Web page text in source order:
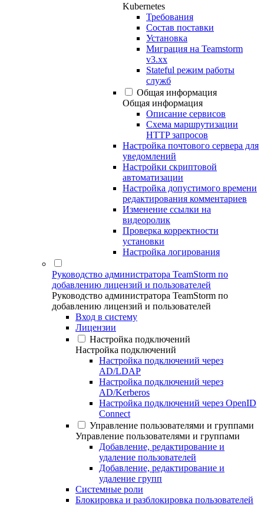
Kubernetes
Требования
Состав поставки
Установка
Миграция на Teamstorm
v3.xx
Stateful режим работы
служб
Общая информация
Общая информация
Описание сервисов
Схема маршрутизации
HTTP запросов
Настройка почтового сервера для
уведомлений
Настройки скриптовой
автоматизации
Настройка допустимого времени
редактирования комментариев
Изменение ссылки на
видеоролик
Проверка корректности
установки
Настройка логирования
Руководство администратора TeamStorm по
добавлению лицензий и пользователей
Руководство администратора TeamStorm по
добавлению лицензий и пользователей
Вход в систему
Лицензии
Настройка подключений
Настройка подключений
Настройка подключений через
AD/LDAP
Настройка подключений через
AD/Kerberos
Настройка подключений через OpenID
Connect
Управление пользователями и группами
Управление пользователями и группами
Добавление, редактирование и
удаление пользователей
Добавление, редактирование и
удаление групп
Системные роли
Блокировка и разблокировка пользователей